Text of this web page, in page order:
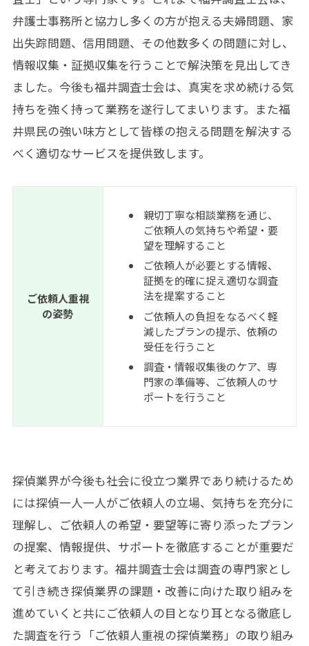
弁護士事務所と協力し多くの方が抱える夫婦問題、家
出失踪問題、信用問題、その他数多くの問題に対し、
情報収集・証拠収集を行うことで解決策を見出してき
ました。今後も福井調査士会は、真実を求め続ける気
持ちを強く持って業務を遂行してまいります。また福
井県民の強い味方として皆様の抱える問題を解決する
べく適切なサービスを提供致します。
ご依頼人重視
の姿勢
親切丁寧な相談業務を通じ、
ご依頼人の気持ちや希望・要
望を理解すること
ご依頼人が必要とする情報、
証拠を的確に捉え適切な調査
法を提案すること
ご依頼人の負担をなるべく軽
減したプランの提示、依頼の
受任を行うこと
調査・情報収集後のケア、専
門家の準備等、ご依頼人のサ
ポートを行うこと
探偵業界が今後も社会に役立つ業界であり続けるため
には探偵一人一人がご依頼人の立場、気持ちを充分に
理解し、ご依頼人の希望・要望等に寄り添ったプラン
の提案、情報提供、サポートを徹底することが重要だ
と考えております。福井調査士会は調査の専門家とし
て引き続き探偵業界の課題・改善に向けた取り組みを
進めていくと共にご依頼人の目となり耳となる徹底し
た調査を行う「ご依頼人重視の探偵業務」の取り組み